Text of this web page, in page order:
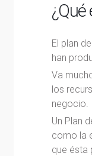
El plan
han
Va
los
negocio.
Un Plan
como la
que ésta